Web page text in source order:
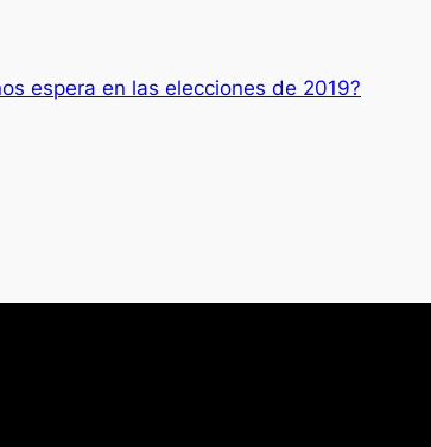
espera en las elecciones de 2019?